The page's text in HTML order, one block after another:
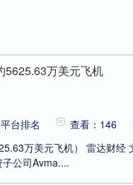
5625.63万美元飞机
台排名 查看：146
万美元飞机） 雷达财经
公司Avma....